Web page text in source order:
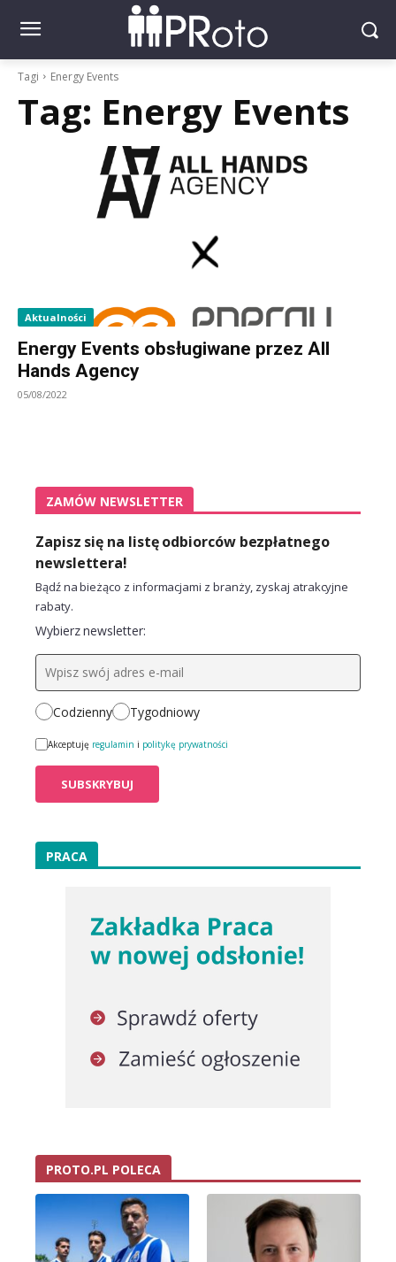
Tagi Energy Events
Tag: Energy Events
Aktualności
Energy Events obsługiwane przez All
Hands Agency
05/08/2022
ZAMÓW NEWSLETTER
Zapisz się na listę odbiorców bezpłatnego
newslettera!
Bądź na bieżąco z informacjami z branży, zyskaj atrakcyjne
rabaty.
Wybierz newsletter:
Codzienny Tygodniowy
Akceptuję regulamin i politykę prywatności
PRACA
PROTO.PL POLECA